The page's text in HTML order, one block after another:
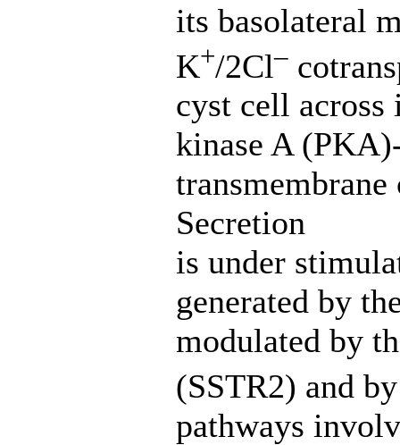
its basolateral
K+/2Cl–
cyst cell
kinase A
Secretion
is under
generated by
modulated by
(SSTR2) and
pathways